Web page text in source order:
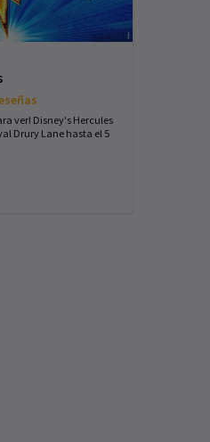
ver! Disney's Hercules
Drury Lane hasta el 5